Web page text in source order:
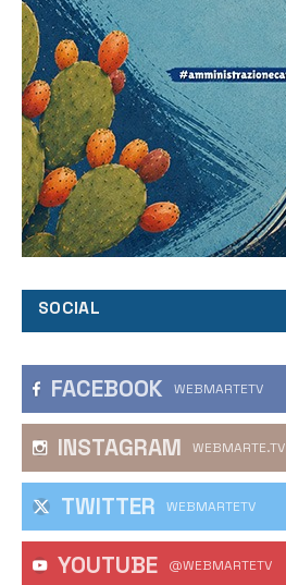
SOCIAL
FACEBOOK WEBMARTETV
INSTAGRAM WEBMARTE.TV
TWITTER WEBMARTETV
YOUTUBE @WEBMARTETV